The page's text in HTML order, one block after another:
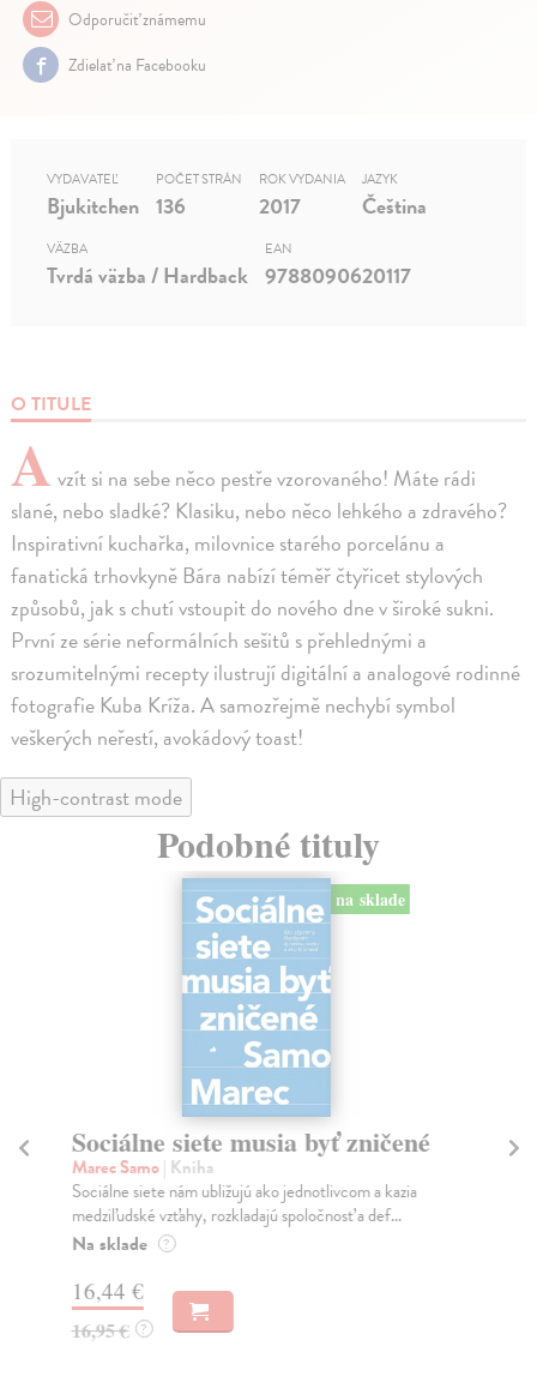
Odporučiť známemu
Zdielať na Facebooku
O TITULE
A vzít si na sebe něco pestře vzorovaného! Máte rádi
slané, nebo sladké? Klasiku, nebo něco lehkého a zdravého?
Inspirativní kuchařka, milovnice starého porcelánu a
fanatická trhovkyně Bára nabízí téměř čtyřicet stylových
způsobů, jak s chutí vstoupit do nového dne v široké sukni.
První ze série neformálních sešitů s přehlednými a
srozumitelnými recepty ilustrují digitální a analogové rodinné
fotografie Kuba Kríža. A samozřejmě nechybí symbol
veškerých neřestí, avokádový toast!
VYDAVATEĽ
Bjukitchen
POČET STRÁN
136
ROK VYDANIA
2017
JAZYK
Čeština
VÄZBA
Tvrdá väzba / Hardback
EAN
9788090620117
High-contrast mode
Podobné tituly
na sklade
Sociálne siete musia byť zničené
Marec Samo| Kniha
Sociálne siete nám ubližujú ako jednotlivcom a kazia
medziľudské vzťahy, rozkladajú spoločnosť a def...
Na sklade ?
16,44 €
16,95 € ?